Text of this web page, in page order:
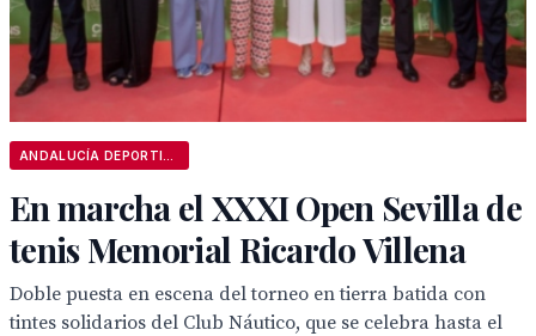
En marcha el XXXI Open Sevilla de
tenis Memorial Ricardo Villena
Doble puesta en escena del torneo en tierra batida con
tintes solidarios del Club Náutico, que se celebra hasta el